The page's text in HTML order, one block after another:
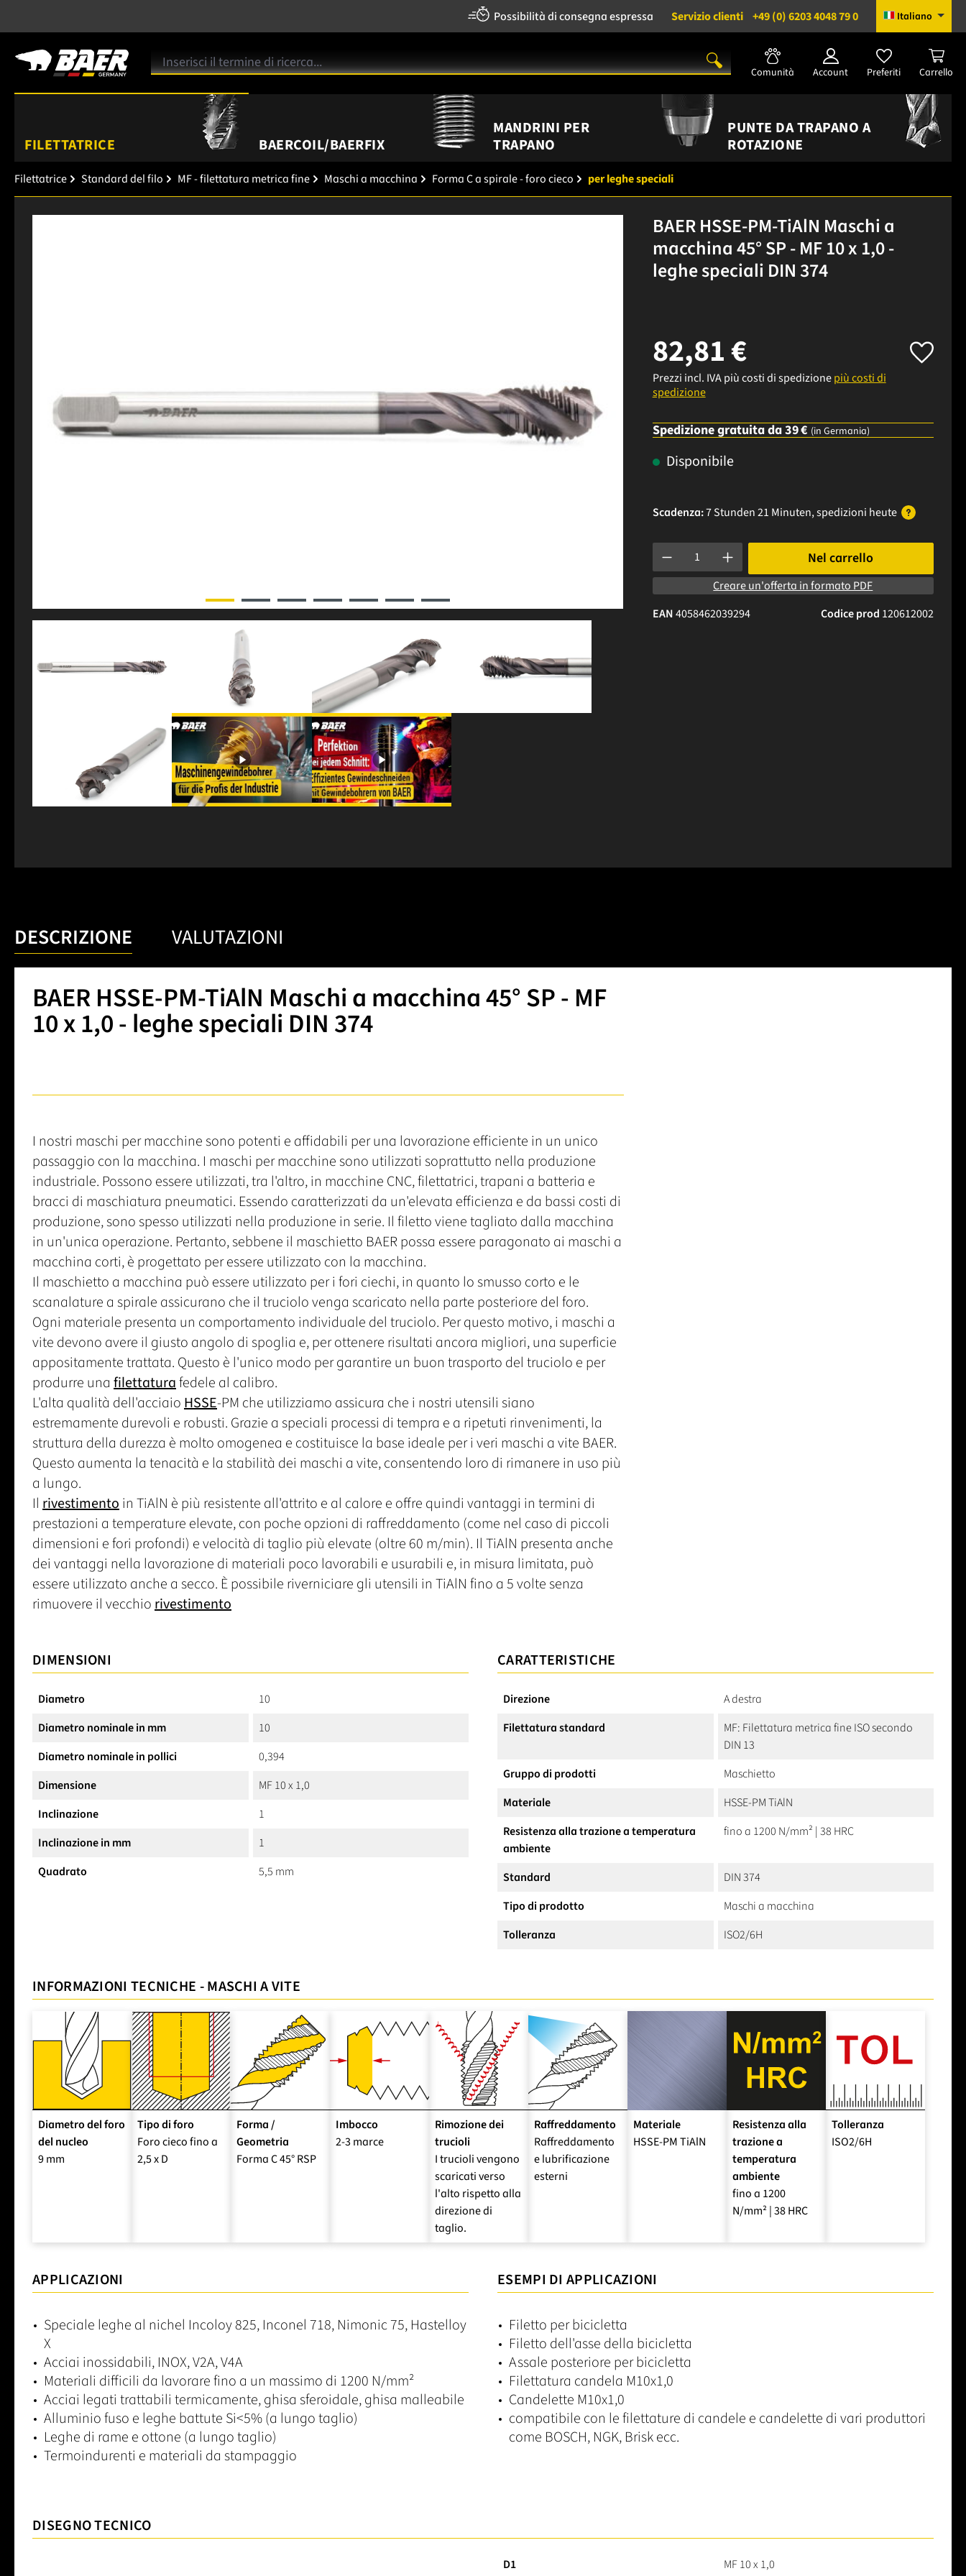
Possibilità di consegna espressa Servizio clienti +49 (0) 6203 4048 79 0 Italiano
Comunità Account Preferiti Carrello
FILETTATRICE BAERCOIL/BAERFIX
MANDRINI PER
TRAPANO
PUNTE DA TRAPANO A
ROTAZIONE
Filettatrice Standard del filo MF - filettatura metrica fine Maschi a macchina Forma C a spirale - foro cieco per leghe speciali
BAER HSSE-PM-TiAlN Maschi a
macchina 45° SP - MF 10 x 1,0 -
leghe speciali DIN 374
82,81 €
Prezzi incl. IVA più costi di spedizionepiù costi di
spedizione
Spedizione gratuita da 39 € (in Germania)
Disponibile
Scadenza:7 Stunden 21 Minuten, spedizioni heute
Quantità del prodotto: inserisci la quantità desiderata o usa i
Nel carrello
Creare un'offerta in formato PDF
Codice prod 120612002
EAN4058462039294
DESCRIZIONE VALUTAZIONI
BAER HSSE-PM-TiAlN Maschi a macchina 45° SP - MF
10 x 1,0 - leghe speciali DIN 374
I nostri maschi per macchine sono potenti e affidabili per una lavorazione efficiente in un unico
passaggio con la macchina. I maschi per macchine sono utilizzati soprattutto nella produzione
industriale. Possono essere utilizzati, tra l'altro, in macchine CNC, filettatrici, trapani a batteria e
bracci di maschiatura pneumatici. Essendo caratterizzati da un'elevata efficienza e da bassi costi di
produzione, sono spesso utilizzati nella produzione in serie. Il filetto viene tagliato dalla macchina
in un'unica operazione. Pertanto, sebbene il maschietto BAER possa essere paragonato ai maschi a
macchina corti, è progettato per essere utilizzato con la macchina.
Il maschietto a macchina può essere utilizzato per i fori ciechi, in quanto lo smusso corto e le
scanalature a spirale assicurano che il truciolo venga scaricato nella parte posteriore del foro.
Ogni materiale presenta un comportamento individuale del truciolo. Per questo motivo, i maschi a
vite devono avere il giusto angolo di spoglia e, per ottenere risultati ancora migliori, una superficie
appositamente trattata. Questo è l'unico modo per garantire un buon trasporto del truciolo e per
produrre una filettaturafedele al calibro.
L'alta qualità dell'acciaioHSSE-PM che utilizziamo assicura che i nostri utensili siano
estremamente durevoli e robusti. Grazie a speciali processi di tempra e a ripetuti rinvenimenti, la
struttura della durezza è molto omogenea e costituisce la base ideale per i veri maschi a vite BAER.
Questo aumenta la tenacità e la stabilità dei maschi a vite, consentendo loro di rimanere in uso più
a lungo.
Il rivestimentoin TiAlN è più resistente all'attrito e al calore e offre quindi vantaggi in termini di
prestazioni a temperature elevate, con poche opzioni di raffreddamento (come nel caso di piccoli
dimensioni e fori profondi) e velocità di taglio più elevate (oltre 60 m/min). Il TiAlN presenta anche
dei vantaggi nella lavorazione di materiali poco lavorabili e usurabili e, in misura limitata, può
essere utilizzato anche a secco. È possibile riverniciare gli utensili in TiAlN fino a 5 volte senza
rimuovere il vecchiorivestimento
DIMENSIONI
Diametro
10
Diametro nominale in mm
10
Diametro nominale in pollici
0,394
Dimensione
MF 10 x 1,0
Inclinazione
1
Inclinazione in mm
1
Quadrato
5,5 mm
CARATTERISTICHE
Direzione
A destra
Filettatura standard
MF: Filettatura metrica fine ISO secondo
DIN 13
Gruppo di prodotti
Maschietto
Materiale
HSSE-PM TiAlN
Resistenza alla trazione a temperatura
ambiente
fino a 1200 N/mm² | 38 HRC
Standard
DIN 374
Tipo di prodotto
Maschi a macchina
Tolleranza
ISO2/6H
INFORMAZIONI TECNICHE - MASCHI A VITE
Diametro del foro
del nucleo
9 mm
Tipo di foro
Foro cieco fino a
2,5 x D
Forma /
Geometria
Forma C 45° RSP
Imbocco
2-3 marce
Rimozione dei
trucioli
I trucioli vengono
scaricati verso
l'alto rispetto alla
direzione di
taglio.
Raffreddamento
Raffreddamento
e lubrificazione
esterni
Materiale
HSSE-PM TiAlN
Resistenza alla
trazione a
temperatura
ambiente
fino a 1200
N/mm² | 38 HRC
Tolleranza
ISO2/6H
APPLICAZIONI
Speciale leghe al nichel Incoloy 825, Inconel 718, Nimonic 75, Hastelloy
X
Acciai inossidabili, INOX, V2A, V4A
Materiali difficili da lavorare fino a un massimo di 1200 N/mm²
Acciai legati trattabili termicamente, ghisa sferoidale, ghisa malleabile
Alluminio fuso e leghe battute Si<5% (a lungo taglio)
Leghe di rame e ottone (a lungo taglio)
Termoindurenti e materiali da stampaggio
ESEMPI DI APPLICAZIONI
Filetto per bicicletta
Filetto dell'asse della bicicletta
Assale posteriore per bicicletta
Filettatura candela M10x1,0
Candelette M10x1,0
compatibile con le filettature di candele e candelette di vari produttori
come BOSCH, NGK, Brisk ecc.
DISEGNO TECNICO
D1 MF 10 x 1,0